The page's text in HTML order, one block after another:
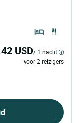
USD/ 1 nacht
voor 2 reizigers